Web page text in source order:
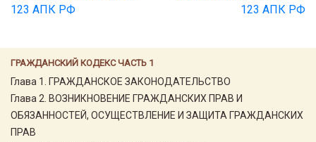
ГРАЖДАНСКИЙ КОДЕКС ЧАСТЬ 1
Глава 1. ГРАЖДАНСКОЕ ЗАКОНОДАТЕЛЬСТВО
Глава 2. ВОЗНИКНОВЕНИЕ ГРАЖДАНСКИХ ПРАВ И
ОБЯЗАННОСТЕЙ, ОСУЩЕСТВЛЕНИЕ И ЗАЩИТА ГРАЖДАНСКИХ
ПРАВ
123 АПК РФ
123 АПК РФ